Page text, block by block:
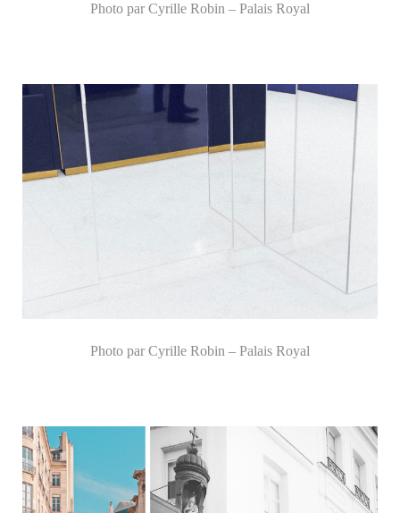
Photo par Cyrille Robin – Palais Royal
Photo par Cyrille Robin – Palais Royal